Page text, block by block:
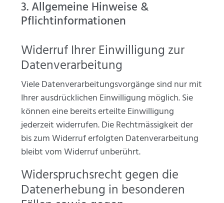
3. Allgemeine Hinweise &
Pflichtinformationen
Widerruf Ihrer Einwilligung zur
Datenverarbeitung
Viele Datenverarbeitungsvorgänge sind nur mit
Ihrer ausdrücklichen Einwilligung möglich. Sie
können eine bereits erteilte Einwilligung
jederzeit widerrufen. Die Rechtmässigkeit der
bis zum Widerruf erfolgten Datenverarbeitung
bleibt vom Widerruf unberührt.
Widerspruchsrecht gegen die
Datenerhebung in besonderen